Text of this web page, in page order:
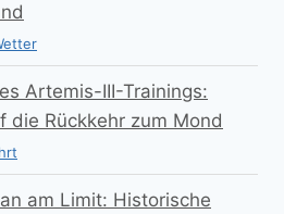
Artemis-III-Trainings:
die Rückkehr zum Mond
am Limit: Historische